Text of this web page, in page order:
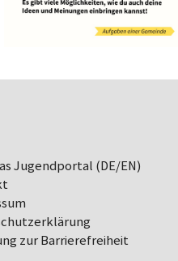
Jugendportal (DE/EN)
zur Barrierefreiheit